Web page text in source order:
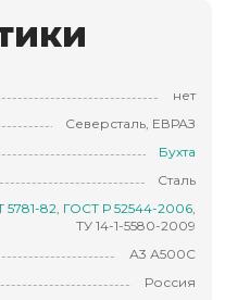
нет
Северсталь, ЕВРАЗ
Бухта
Сталь
5781-82 ГОСТ Р 52544-2006
ТУ 14-1-5580-2009
А3 А500С
Россия